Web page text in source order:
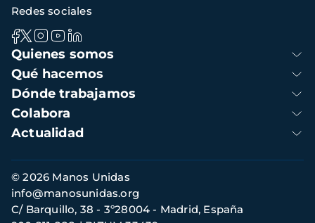
Navegación
principal
Quienes somos
Qué hacemos
Dónde trabajamos
Colabora
Actualidad
Redes sociales
Información
de
contacto
© 2026 Manos Unidas
C/ Barquillo, 38 - 3º28004 - Madrid, España
info@manosunidas.org